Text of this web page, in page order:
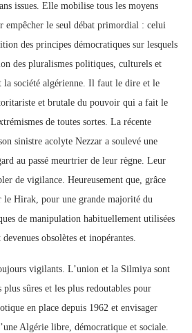
issues. Elle mobilise tous les moyens
empêcher le seul débat primordial : celui
des principes démocratiques sur lesquels
des pluralismes politiques, culturels et
la société algérienne. Il faut le dire et le
et brutale du pouvoir qui a fait le
de toutes sortes. La récente
sinistre acolyte Nezzar a soulevé une
au passé meurtrier de leur règne. Leur
de vigilance. Heureusement que, grâce
le Hirak, pour une grande majorité du
de manipulation habituellement utilisées
obsolètes et inopérantes.
vigilants. L’union et la Silmiya sont
plus sûres et les plus redoutables pour
en place depuis 1962 et envisager
Algérie libre, démocratique et sociale.